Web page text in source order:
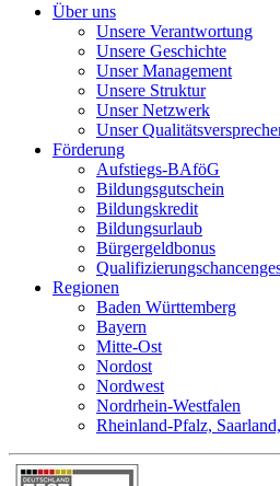
Über uns
Unsere Verantwortung
Unsere Geschichte
Unser Management
Unsere Struktur
Unser Netzwerk
Unser
Förderung
Aufstiegs-BAföG
Bildungsgutschein
Bildungskredit
Bildungsurlaub
Bürgergeldbonus
Regionen
Baden Württemberg
Bayern
Mitte-Ost
Nordost
Nordwest
Nordrhein-Westfalen
Rheinland-Pfalz,